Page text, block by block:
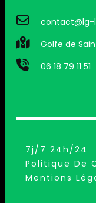
contact@lg-
Golfe de
06 18 79 11 51
7j/7 24h/24
Politique De
Mentions